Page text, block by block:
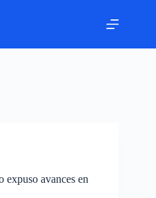
avances en